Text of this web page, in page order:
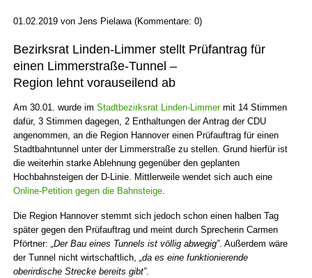
01.02.2019von Jens Pielawa(Kommentare: 0)
Bezirksrat Linden-Limmer stellt Prüfantrag für
einen Limmerstraße-Tunnel –
Region lehnt vorauseilend ab
Am 30.01. wurde im Stadtbezirksrat Linden-Limmermit 14 Stimmen
dafür, 3 Stimmen dagegen, 2 Enthaltungen der Antrag der CDU
angenommen, an die Region Hannover einen Prüfauftrag für einen
Stadtbahntunnel unter der Limmerstraße zu stellen. Grund hierfür ist
die weiterhin starke Ablehnung gegenüber den geplanten
Hochbahnsteigen der D-Linie. Mittlerweile wendet sich auch eine
Online-Petition gegen die Bahnsteige.
Die Region Hannover stemmt sich jedoch schon einen halben Tag
später gegen den Prüfauftrag und meint durch Sprecherin Carmen
Pförtner: „Der Bau eines Tunnels ist völlig abwegig”. Außerdem wäre
der Tunnel nicht wirtschaftlich, „da es eine funktionierende
oberirdische Strecke bereits gibt”.